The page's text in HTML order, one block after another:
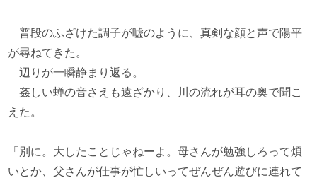
普段のふざけた調子が嘘のように、真剣な顔と声で陽平
が尋ねてきた。
辺りが一瞬静まり返る。
姦しい蝉の音さえも遠ざかり、川の流れが耳の奥で聞こ
えた。
「別に。大したことじゃねーよ。母さんが勉強しろって煩
いとか、父さんが仕事が忙しいってぜんぜん遊びに連れて